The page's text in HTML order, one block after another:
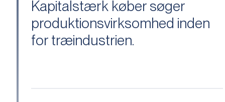
Kapitalstærk køber søger
produktionsvirksomhed inden
for træindustrien.